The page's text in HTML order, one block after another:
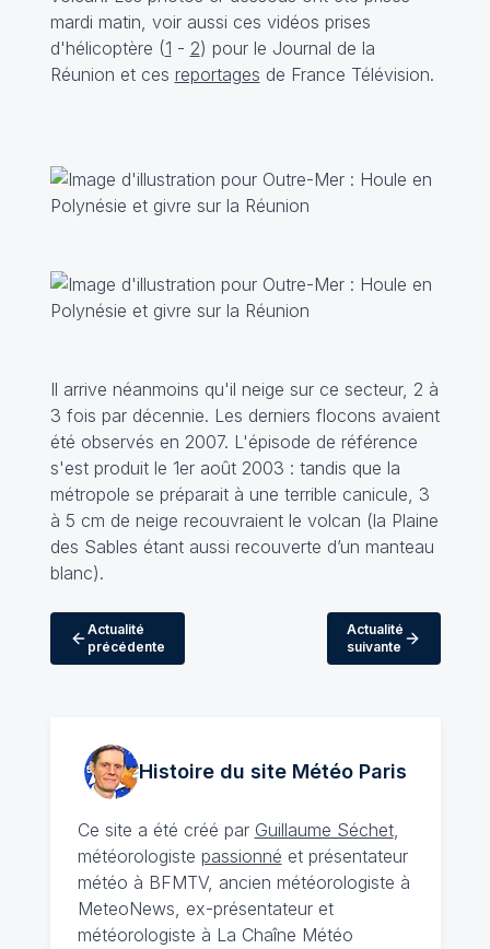
mardi matin, voir aussi ces vidéos prises
d'hélicoptère (1 - 2) pour le Journal de la
Réunion et ces reportages de France Télévision.
Il arrive néanmoins qu'il neige sur ce secteur, 2 à
3 fois par décennie. Les derniers flocons avaient
été observés en 2007. L'épisode de référence
s'est produit le 1er août 2003 : tandis que la
métropole se préparait à une terrible canicule, 3
à 5 cm de neige recouvraient le volcan (la Plaine
des Sables étant aussi recouverte d’un manteau
blanc).
Actualité
précédente
Actualité
suivante
Histoire du site MétéoParis
Ce site a été créé par Guillaume Séchet,
météorologiste passionné et présentateur
météo à BFMTV, ancien météorologiste à
MeteoNews, ex-présentateur et
météorologiste à La Chaîne Météo